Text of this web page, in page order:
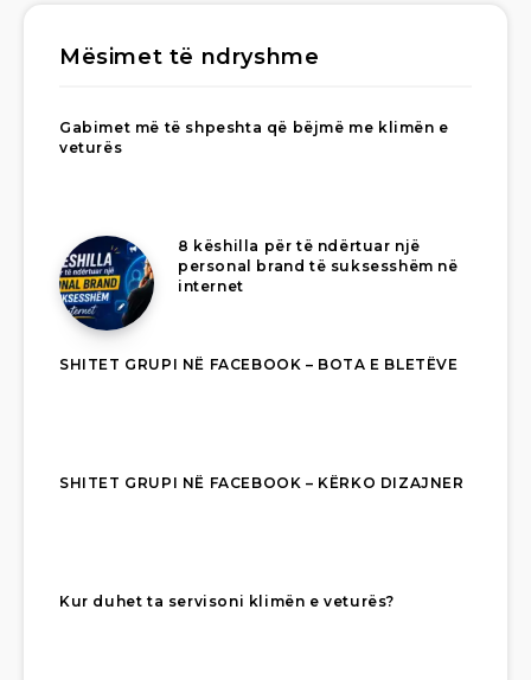
Mësimet të ndryshme
Gabimet më të shpeshta që bëjmë me klimën e
veturës
8 këshilla për të ndërtuar një
personal brand të suksesshëm në
internet
SHITET GRUPI NË FACEBOOK – BOTA E BLETËVE
SHITET GRUPI NË FACEBOOK – KËRKO DIZAJNER
Kur duhet ta servisoni klimën e veturës?